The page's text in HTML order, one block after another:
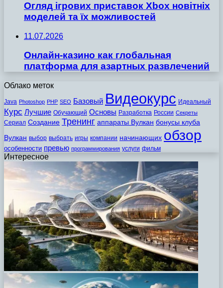
Огляд ігрових приставок Xbox новітніх
моделей та їх можливостей
11.07.2026
Онлайн-казино как глобальная
платформа для азартных развлечений
Облако меток
Java Photoshop PHP SEO Базовый Видеокурс Идеальный
Курс Лучшие Обучающий Основы Разработка России Секреты
Сериал Создание Тренинг аппараты Вулкан бонусы клуба
Вулкан выбор выбрать игры компании начинающих обзор
особенности превью программирования услуги фильм
Интересное